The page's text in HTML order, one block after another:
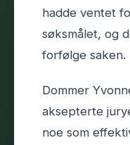
hadde ventet
søksmålet, og
forfølge saken.
Dommer
aksepterte
noe som